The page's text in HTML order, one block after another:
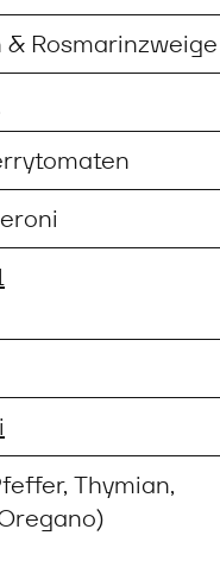
Rosmarinzweige
Thymian,